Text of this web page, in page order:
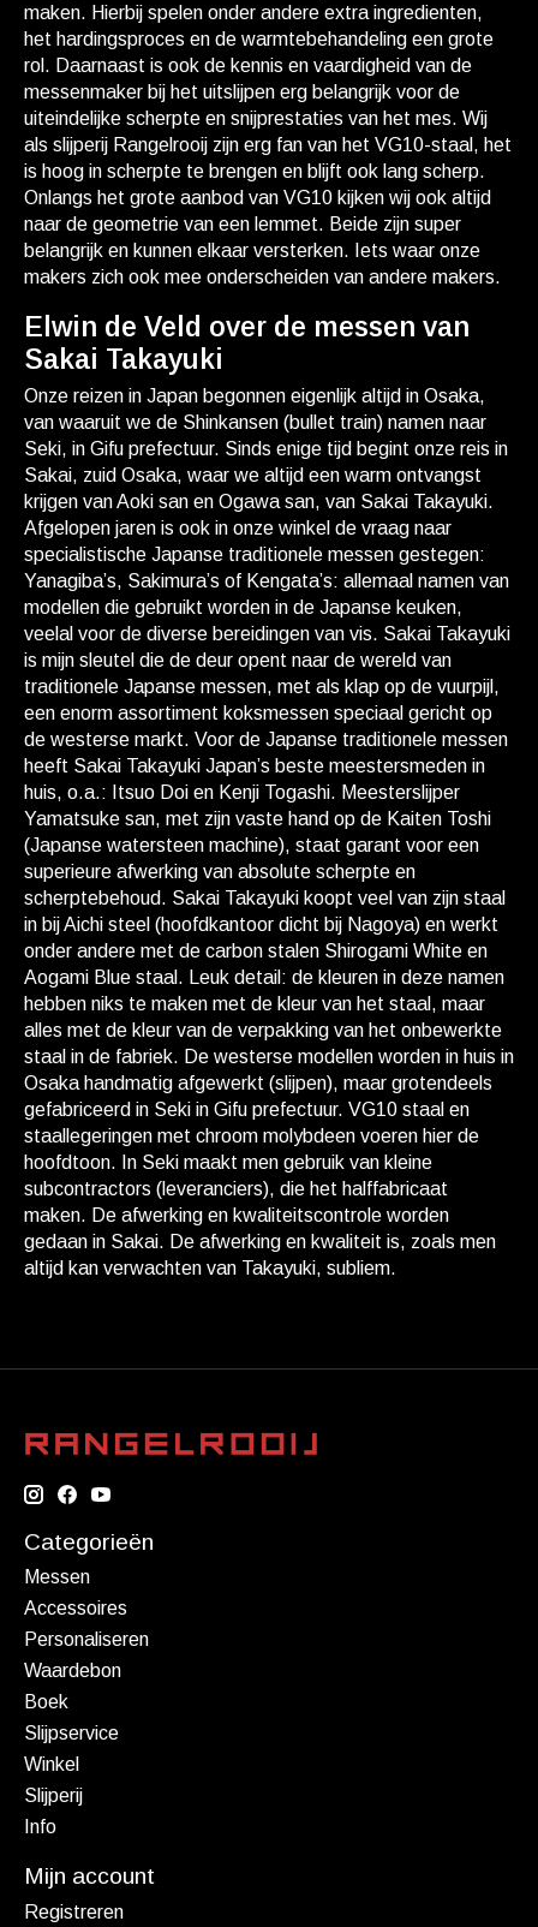
maken. Hierbij spelen onder andere extra ingredienten,
het hardingsproces en de warmtebehandeling een grote
rol. Daarnaast is ook de kennis en vaardigheid van de
messenmaker bij het uitslijpen erg belangrijk voor de
uiteindelijke scherpte en snijprestaties van het mes. Wij
als slijperij Rangelrooij zijn erg fan van het VG10-staal, het
is hoog in scherpte te brengen en blijft ook lang scherp.
Onlangs het grote aanbod van VG10 kijken wij ook altijd
naar de geometrie van een lemmet. Beide zijn super
belangrijk en kunnen elkaar versterken. Iets waar onze
makers zich ook mee onderscheiden van andere makers.
Elwin de Veld over de messen van
Sakai Takayuki
Onze reizen in Japan begonnen eigenlijk altijd in Osaka,
van waaruit we de Shinkansen (bullet train) namen naar
Seki, in Gifu prefectuur. Sinds enige tijd begint onze reis in
Sakai, zuid Osaka, waar we altijd een warm ontvangst
krijgen van Aoki san en Ogawa san, van Sakai Takayuki.
Afgelopen jaren is ook in onze winkel de vraag naar
specialistische Japanse traditionele messen gestegen:
Yanagiba’s, Sakimura’s of Kengata’s: allemaal namen van
modellen die gebruikt worden in de Japanse keuken,
veelal voor de diverse bereidingen van vis. Sakai Takayuki
is mijn sleutel die de deur opent naar de wereld van
traditionele Japanse messen, met als klap op de vuurpijl,
een enorm assortiment koksmessen speciaal gericht op
de westerse markt. Voor de Japanse traditionele messen
heeft Sakai Takayuki Japan’s beste meestersmeden in
huis, o.a.: Itsuo Doi en Kenji Togashi. Meesterslijper
Yamatsuke san, met zijn vaste hand op de Kaiten Toshi
(Japanse watersteen machine), staat garant voor een
superieure afwerking van absolute scherpte en
scherptebehoud. Sakai Takayuki koopt veel van zijn staal
in bij Aichi steel (hoofdkantoor dicht bij Nagoya) en werkt
onder andere met de carbon stalen Shirogami White en
Aogami Blue staal. Leuk detail: de kleuren in deze namen
hebben niks te maken met de kleur van het staal, maar
alles met de kleur van de verpakking van het onbewerkte
staal in de fabriek. De westerse modellen worden in huis in
Osaka handmatig afgewerkt (slijpen), maar grotendeels
gefabriceerd in Seki in Gifu prefectuur. VG10 staal en
staallegeringen met chroom molybdeen voeren hier de
hoofdtoon. In Seki maakt men gebruik van kleine
subcontractors (leveranciers), die het halffabricaat
maken. De afwerking en kwaliteitscontrole worden
gedaan in Sakai. De afwerking en kwaliteit is, zoals men
altijd kan verwachten van Takayuki, subliem.
Categorieën
Messen
Accessoires
Personaliseren
Waardebon
Boek
Slijpservice
Winkel
Slijperij
Info
Mijn account
Registreren